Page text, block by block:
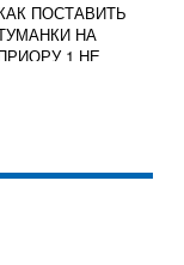
ПОСТАВИТЬ
НА
1 НЕ